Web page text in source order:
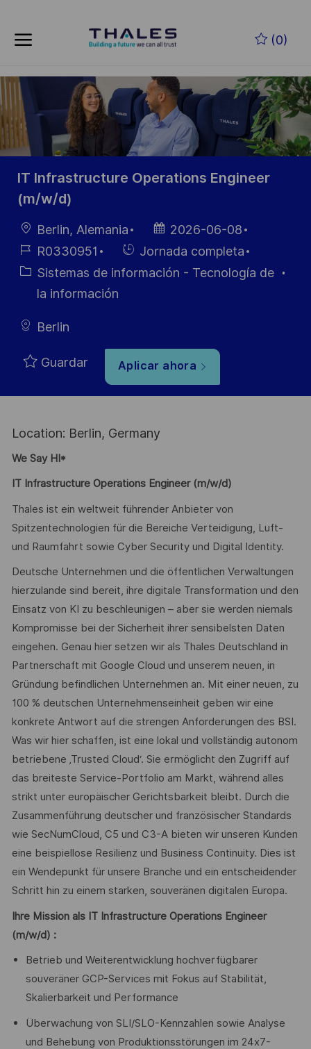
(0)
-
IT Infrastructure Operations Engineer
(m/w/d)
Ubicación
Berlin, Alemania
Fecha de
publicación
2026-06-08
ID de
empleo
R0330951
Hiring
Type
Jornada completa
Categoría
Sistemas de información - Tecnología de
la información
Berlin
Guardar Aplicar ahora
Location: Berlin, Germany
We Say HI*
IT Infrastructure Operations Engineer (m/w/d)
Thales ist ein weltweit führender Anbieter von
Spitzentechnologien für die Bereiche Verteidigung, Luft-
und Raumfahrt sowie Cyber Security und Digital Identity.
Deutsche Unternehmen und die öffentlichen Verwaltungen
hierzulande sind bereit, ihre digitale Transformation und den
Einsatz von KI zu beschleunigen – aber sie werden niemals
Kompromisse bei der Sicherheit ihrer sensibelsten Daten
eingehen. Genau hier setzen wir als Thales Deutschland in
Partnerschaft mit Google Cloud und unserem neuen, in
Gründung befindlichen Unternehmen an. Mit einer neuen, zu
100 % deutschen Unternehmenseinheit geben wir eine
konkrete Antwort auf die strengen Anforderungen des BSI.
Was wir hier schaffen, ist eine lokal und vollständig autonom
betriebene ‚Trusted Cloud‘. Sie ermöglicht den Zugriff auf
das breiteste Service-Portfolio am Markt, während alles
strikt unter europäischer Gerichtsbarkeit bleibt. Durch die
Zusammenführung deutscher und französischer Standards
wie SecNumCloud, C5 und C3-A bieten wir unseren Kunden
eine beispiellose Resilienz und Business Continuity. Dies ist
ein Wendepunkt für unsere Branche und ein entscheidender
Schritt hin zu einem starken, souveränen digitalen Europa.
Ihre Mission als IT Infrastructure Operations Engineer
(m/w/d) :
Betrieb und Weiterentwicklung hochverfügbarer
souveräner GCP-Services mit Fokus auf Stabilität,
Skalierbarkeit und Performance
Überwachung von SLI/SLO-Kennzahlen sowie Analyse
und Behebung von Produktionsstörungen im 24x7-